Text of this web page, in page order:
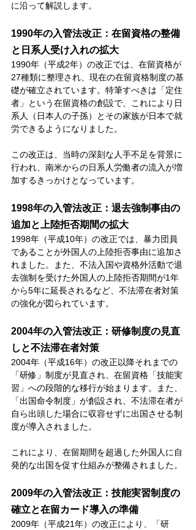
に沿って解説します。
1990年の入管法改正：在留資格の整備
と日系人受け入れの拡大
1990年（平成2年）の改正では、在留資格が
27種類に整理され、現在の在留資格制度の基
礎が確立されています。特筆すべきは「定住
者」という在留資格の創設で、これにより日
系人（日本人の子孫）とその家族が日本で就
労できるようになりました。
この改正は、当時の深刻な人手不足を背景に
行われ、南米からの日系人労働者の流入が増
加するきっかけとなっています。
1998年の入管法改正：退去強制事由の
追加と上陸拒否期間の拡大
1998年（平成10年）の改正では、暴力団員
であることが外国人の上陸拒否事由に追加さ
れました。また、不法入国や資格外活動で退
去強制を受けた外国人の上陸拒否期間が1年
から5年に延長されるなど、不法滞在者対策
の強化が図られています。
2004年の入管法改正：研修制度の見直
しと不法滞在者対策
2004年（平成16年）の改正以降それまでの
「研修」制度が見直され、在留資格「技能実
習」への段階的な移行が始まります。また、
「出国命令制度」が創設され、不法滞在者が
自ら出頭した場合に収容せずに出国させる制
度が導入されました。
これにより、在留期間を超過した外国人に自
発的な出国を促す仕組みが整備されました。
2009年の入管法改正：技能実習制度の
確立と在留カード導入の準備
2009年（平成21年）の改正により、「研